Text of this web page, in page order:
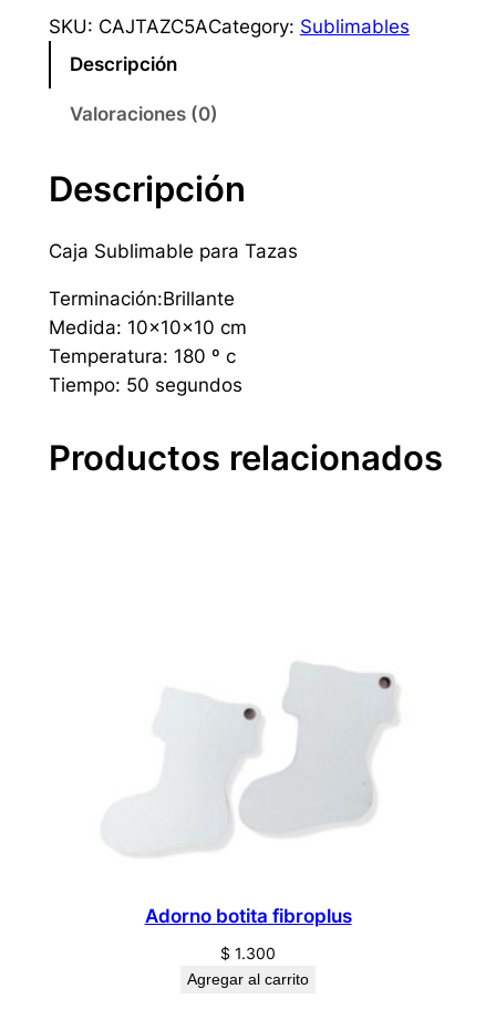
SKU: CAJTAZC5ACategory: Sublimables
Descripción
Valoraciones (0)
Descripción
Caja Sublimable para Tazas
Terminación:Brillante
Medida: 10x10x10 cm
Temperatura: 180 º c
Tiempo: 50 segundos
Productos relacionados
Adorno botita fibroplus
$ 1.300
Agregar al carrito